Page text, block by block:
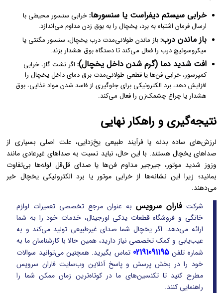
خرابی سیستم دیفراست یا سنسورها:خرابی سنسور محیطی با
ارسال فرمان اشتباه به برد، یخچال را به بوق زدن مداوم می‌اندازد.
باز ماندن درب:باز ماندن طولانی‌مدت درب یخچال، سنسور مگنتی یا
میکروسوئیچ درب را فعال می‌کند تا دستگاه بوق هشدار بزند.
افت شدید دما (گرم شدن داخل یخچال): اگر نشت گاز، خرابی
کمپرسور، خرابی فن‌ها یا قطعی طولانی‌مدت برق دمای داخل یخچال را
افزایش دهد، برد الکترونیکی برای جلوگیری از فاسد شدن مواد غذایی، بوق
هشدار یا چراغ چشمک‌زن را فعال می‌کند.
نتیجه‌گیری و راهکار نهایی
لرزش‌های ساده بدنه یا فرآیند طبیعی یخ‌زدایی، علت اصلی بسیاری از
صداهای یخچال هستند. با این حال، نباید نسبت به صداهای غیرعادی مانند
وزوز شدید موتور، جیرجیر مداوم فن‌ها یا صدای قل‌قل لوله‌ها بی‌تفاوت
بمانید؛ زیرا این نشانه‌ها از خرابی موتور یا برد الکترونیکی یخچال خبر
می‌دهند.
شرکت فاران سرویس به عنوان مرجع تخصصی تعمیرات لوازم
خانگی و فروشگاه قطعات یدکی اورجینال، خدمات خود را به شما
ارائه می‌دهد. اگر یخچال شما صدای غیرطبیعی تولید می‌کند و به
عیب‌یابی و کمک تخصصی نیاز دارید، همین حالا با کارشناسان ما به
شماره تلفن02191091195 تماس بگیرید. همچنین می‌توانید سوالات
خود را در بخش پرسش و پاسخ آنلاین وب‌سایت فاران سرویس
مطرح کنید تا تکنسین‌های ما در کوتاه‌ترین زمان ممکن شما را
راهنمایی کنند.